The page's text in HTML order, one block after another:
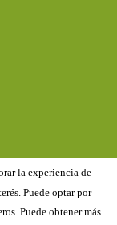
la experiencia de
Puede optar por
Puede obtener más